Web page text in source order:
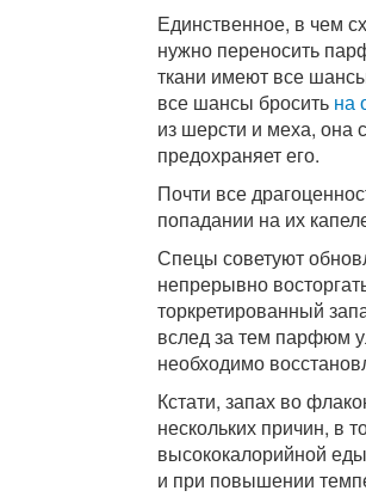
Единственное, в чем
нужно переносить
ткани имеют все
все шансы бросить на
из шерсти и меха, она
предохраняет его.
Почти все
попадании на их
Спецы советуют
непрерывно
торкретированный
вслед за тем парфюм
необходимо
Кстати, запах во
нескольких причин, в
высококалорийной
и при повышении